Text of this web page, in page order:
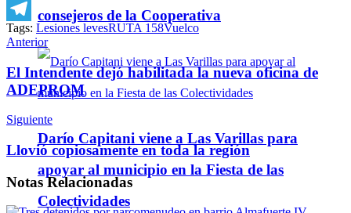
consejeros de la Cooperativa
Darío Capitani viene a Las Varillas para
apoyar al municipio en la Fiesta de las
Colectividades
WhatsApp
Telegram
Tags: Lesiones levesRUTA 158Vuelco
Anterior
El Intendente dejó habilitada la nueva oficina de
ADEPROM
Siguiente
Llovió copiosamente en toda la región
NotasRelacionadas